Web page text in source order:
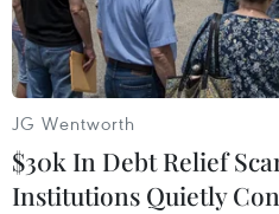
JG Wentworth
$30k In Debt Relief
Institutions Quietly